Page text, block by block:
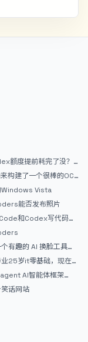
额度提前耗完了没？
？
构建了一个很棒的OC
Windows Vista
能否发布照片
和Codex写代码真
怎么挣钱还是很难啊
有趣的 AI 换脸工具，
25岁it零基础，现在想
，有什么好的建议吗，
AI智能体框架
欢迎大家贡献代码
话网站